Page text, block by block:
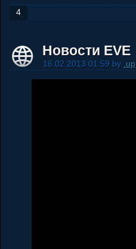
4
Новости EVE
16.02.2013 01:59 by .up